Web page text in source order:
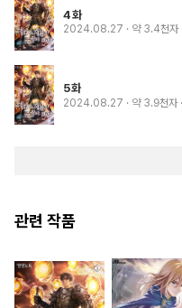
4화
2024.08.27 · 약 3.4천자
5화
2024.08.27 · 약 3.9천자
관련 작품